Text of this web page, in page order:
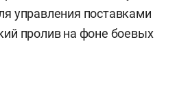
управления поставками
пролив на фоне боевых